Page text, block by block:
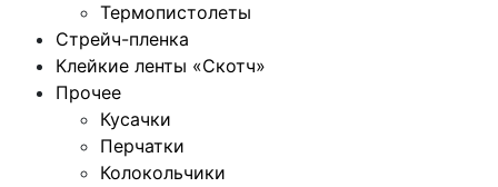
Термопистолеты
Стрейч-пленка
Клейкие ленты «Скотч»
Прочее
Кусачки
Перчатки
Колокольчики